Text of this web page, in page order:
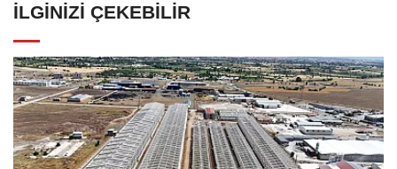
İLGINIZI ÇEKEBILIR